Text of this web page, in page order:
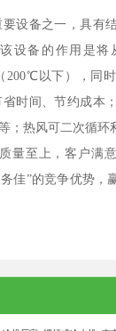
设备之一，具有
设备的作用是将
200℃以下），同
时间、节约成本
；热风可二次循环
量至上，客户满
佳”的竞争优势，